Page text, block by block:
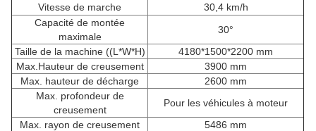
Vitesse de marche
30,4 km/h
Capacité de montée
maximale
30°
Taille de la machine ((L*W*H)
4180*1500*2200 mm
Max.Hauteur de creusement
3900 mm
Max. hauteur de décharge
2600 mm
Max. profondeur de
creusement
Pour les véhicules à moteur
Max. rayon de creusement
5486 mm